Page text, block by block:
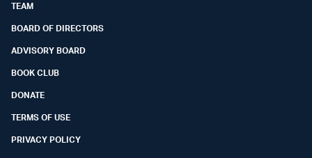
TEAM
BOARD OF DIRECTORS
ADVISORY BOARD
BOOK CLUB
DONATE
TERMS OF USE
PRIVACY POLICY